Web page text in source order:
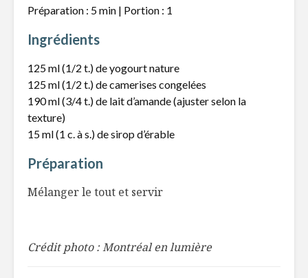
Préparation : 5 min | Portion : 1
Ingrédients
125 ml (1/2 t.) de yogourt nature
125 ml (1/2 t.) de camerises congelées
190 ml (3/4 t.) de lait d’amande (ajuster selon la
texture)
15 ml (1 c. à s.) de sirop d’érable
Préparation
Mélanger le tout et servir
Crédit photo : Montréal en lumière